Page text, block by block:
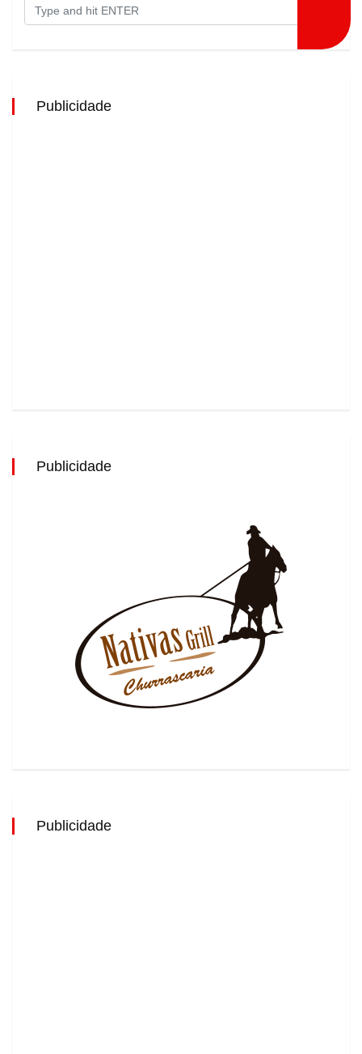
Publicidade
Publicidade
Publicidade